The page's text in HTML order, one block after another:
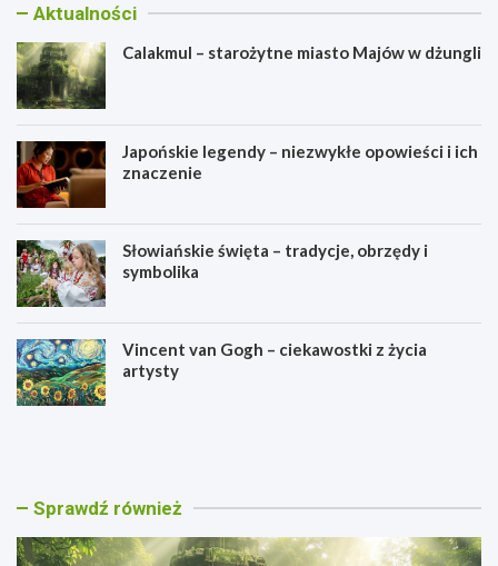
Aktualności
Calakmul – starożytne miasto Majów w dżungli
Japońskie legendy – niezwykłe opowieści i ich
znaczenie
Słowiańskie święta – tradycje, obrzędy i
symbolika
Vincent van Gogh – ciekawostki z życia
artysty
C
m
l
J
s
i
Sprawdź również